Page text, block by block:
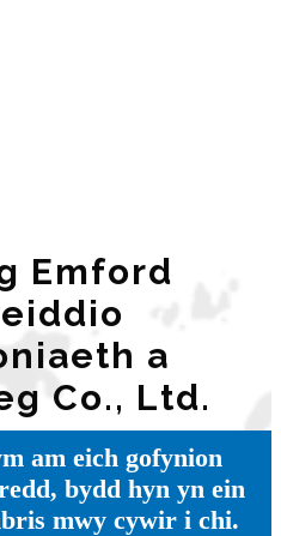
Emford
a
Co., Ltd.
am eich gofynion
bydd hyn yn ein
mwy cywir i chi.